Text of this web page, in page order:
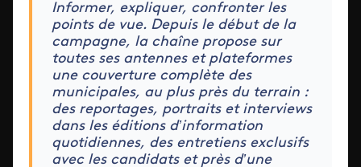
Informer, expliquer, confronter les
points de vue. Depuis le début de la
campagne, la chaîne propose sur
toutes ses antennes et plateformes
une couverture complète des
municipales, au plus près du terrain :
des reportages, portraits et interviews
dans les éditions d’information
quotidiennes, des entretiens exclusifs
avec les candidats et près d’une